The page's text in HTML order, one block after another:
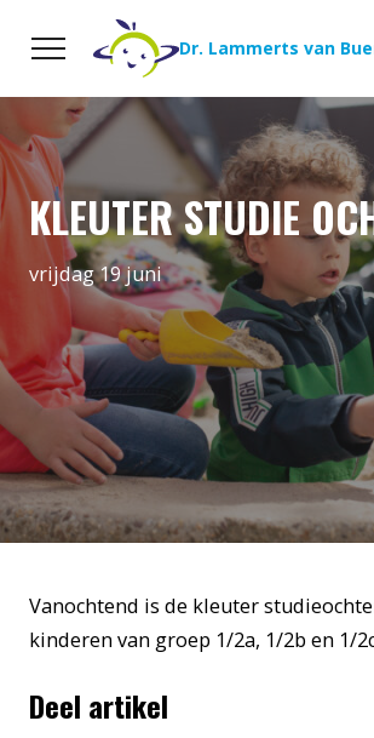
Naar de inhoud
Dr. Lammerts van
KLEUTER STUDIE
vrijdag 19 juni
Vanochtend is de kleuter
kinderen van groep 1/2a, 1/2b en 1/
Deel artikel